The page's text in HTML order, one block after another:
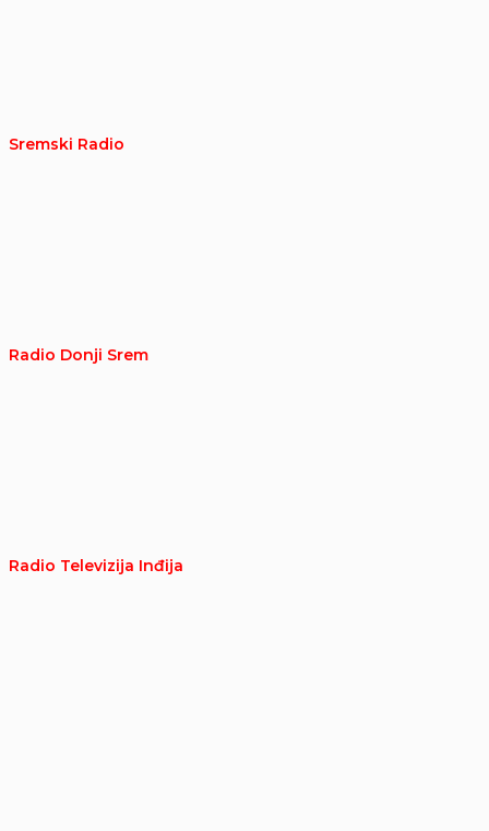
Sremski Radio
Radio Donji Srem
Radio Televizija Inđija